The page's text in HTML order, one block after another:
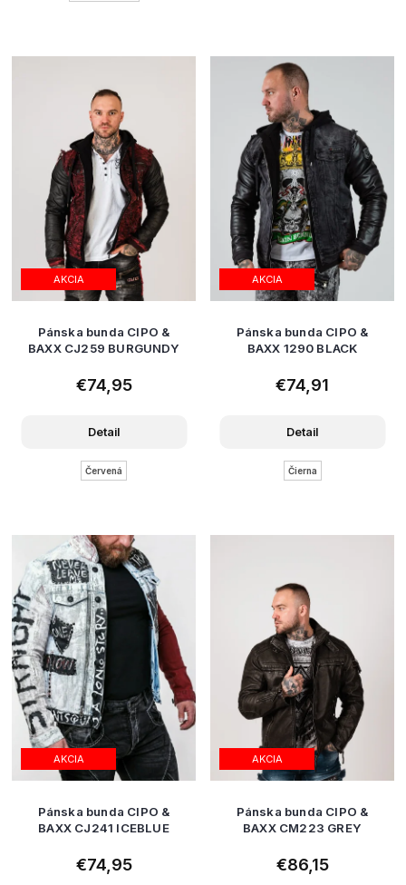
AKCIA
Pánska bunda CIPO &
BAXX CJ259 BURGUNDY
€74,95
Detail
Červená
AKCIA
Pánska bunda CIPO &
BAXX 1290 BLACK
€74,91
Detail
Čierna
AKCIA
Pánska bunda CIPO &
BAXX CJ241 ICEBLUE
€74,95
AKCIA
Pánska bunda CIPO &
BAXX CM223 GREY
€86,15